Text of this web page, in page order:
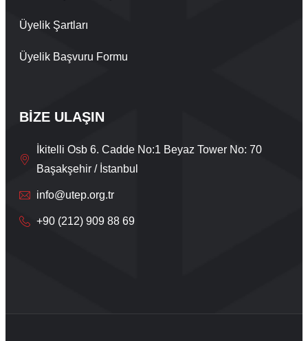
Üyelik Şartları
Üyelik Başvuru Formu
BİZE ULAŞIN
İkitelli Osb 6. Cadde No:1 Beyaz Tower No: 70
Başakşehir / İstanbul
info@utep.org.tr
+90 (212) 909 88 69